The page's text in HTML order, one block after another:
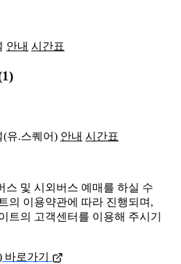
안내 시간표
(유.스퀘어) 안내 시간표
스 및 시외버스 예매를 하실 수
의 이용약관에 따라 진행되며,
트의 고객센터를 이용해 주시기
바로가기